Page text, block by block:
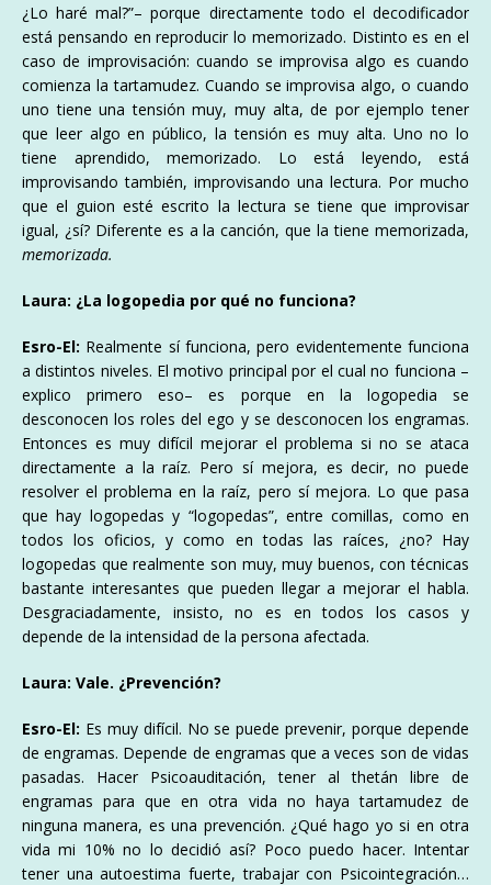
¿Lo haré mal?”– porque directamente todo el decodificador
está pensando en reproducir lo memorizado. Distinto es en el
caso de improvisación: cuando se improvisa algo es cuando
comienza la tartamudez. Cuando se improvisa algo, o cuando
uno tiene una tensión muy, muy alta, de por ejemplo tener
que leer algo en público, la tensión es muy alta. Uno no lo
tiene aprendido, memorizado. Lo está leyendo, está
improvisando también, improvisando una lectura. Por mucho
que el guion esté escrito la lectura se tiene que improvisar
igual, ¿sí? Diferente es a la canción, que la tiene memorizada,
memorizada.
Laura: ¿La logopedia por qué no funciona?
Esro-El: Realmente sí funciona, pero evidentemente funciona
a distintos niveles. El motivo principal por el cual no funciona –
explico primero eso– es porque en la logopedia se
desconocen los roles del ego y se desconocen los engramas.
Entonces es muy difícil mejorar el problema si no se ataca
directamente a la raíz. Pero sí mejora, es decir, no puede
resolver el problema en la raíz, pero sí mejora. Lo que pasa
que hay logopedas y “logopedas”, entre comillas, como en
todos los oficios, y como en todas las raíces, ¿no? Hay
logopedas que realmente son muy, muy buenos, con técnicas
bastante interesantes que pueden llegar a mejorar el habla.
Desgraciadamente, insisto, no es en todos los casos y
depende de la intensidad de la persona afectada.
Laura: Vale. ¿Prevención?
Esro-El: Es muy difícil. No se puede prevenir, porque depende
de engramas. Depende de engramas que a veces son de vidas
pasadas. Hacer Psicoauditación, tener al thetán libre de
engramas para que en otra vida no haya tartamudez de
ninguna manera, es una prevención. ¿Qué hago yo si en otra
vida mi 10% no lo decidió así? Poco puedo hacer. Intentar
tener una autoestima fuerte, trabajar con Psicointegración…